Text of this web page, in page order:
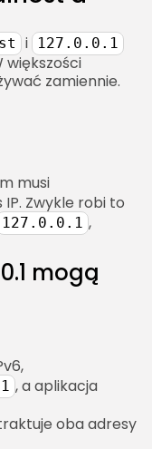
i 127.0.0.1
większości
zamiennie.
musi
Zwykle robi to
127.0.0.1 ,
mogą
, a aplikacja
oba adresy